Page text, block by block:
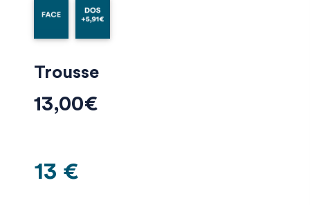
Trousse
13,00€
13 €